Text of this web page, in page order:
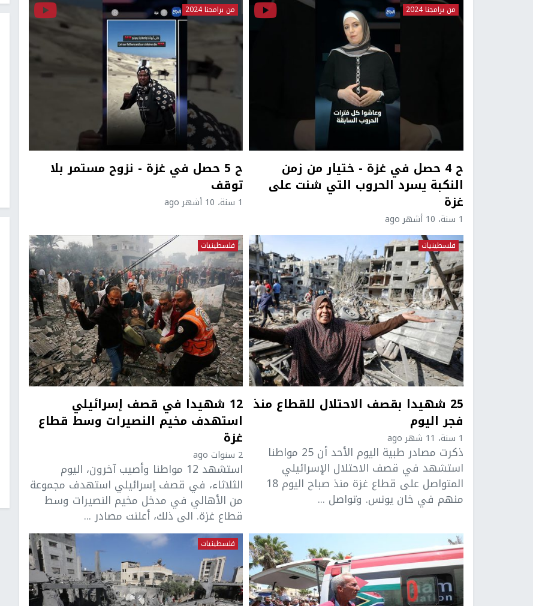
من برامجنا 2024
ح 4 حصل في غزة - ختيار من زمن
النكبة يسرد الحروب التي شنت على
غزة
1 سنة، 10 أشهر ago
من برامجنا 2024
ح 5 حصل في غزة - نزوح مستمر بلا
توقف
1 سنة، 10 أشهر ago
فلسطينيات
25 شهيدا بقصف الاحتلال للقطاع منذ
فجر اليوم
1 سنة، 11 شهر ago
ذكرت مصادر طبية اليوم الأحد أن 25 مواطنا
استشهد في قصف الاحتلال الإسرائيلي
المتواصل على قطاع غزة منذ صباح اليوم 18
منهم في خان يونس. وتواصل ...
فلسطينيات
12 شهيدا في قصف إسرائيلي
استهدف مخيم النصيرات وسط قطاع
غزة
2 سنوات ago
استشهد 12 مواطنا وأصيب آخرون، اليوم
الثلاثاء، في قصف إسرائيلي استهدف مجموعة
من الأهالي في مدخل مخيم النصيرات وسط
قطاع غزة. الى ذلك، أعلنت مصادر ...
فلسطينيات